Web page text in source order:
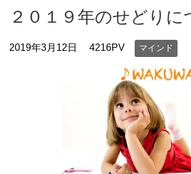
２０１９年のせどりに
2019年3月12日 4216PV マインド